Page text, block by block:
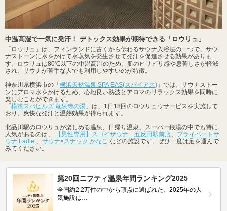
中温高湿で一気に発汗！ デトックス効果が期待できる「ロウリュ」
「ロウリュ」は、フィンランドに古くから伝わるサウナ入浴法の一つで、サウ
ナストーンに水をかけて水蒸気を発生させて発汗を促進させる効果がありま
す。ロウリュは80℃以下の中温高湿のため、肌のピリピリ感や息苦しさが軽減
され、サウナが苦手な人でも利用しやすいのが特徴。
神奈川県横浜市の「 横浜天然温泉 SPA EAS(スパイアス) 」では、サウナストー
ンにアロマ水をかけるため、心地良い熱波とアロマのリラックス効果を同時に
楽しむことができます。
「 横濱スパヒルズ 竜泉寺の湯 」は、1日18回のロウリュウサービスを実施して
おり、爽快な発汗と温熱効果が得られます。
北品川駅のロウリュが楽しめる温泉、日帰り温泉、スーパー銭湯の中でも特に
人気があるのは、
【男性専用】スゴイサウナ 五反田駅前店、 プライベートサ
ウナ Ladle 、 サウナ×スナック かなこ などの施設です。ぜひ一度は足を運んで
みてください。
第20回ニフティ温泉年間ランキング2025
全国約2.2万件の中から頂点に選ばれた、2025年の人
気施設は…